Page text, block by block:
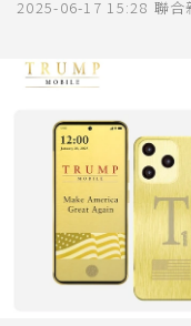
2025-06-17 15:28 聯合